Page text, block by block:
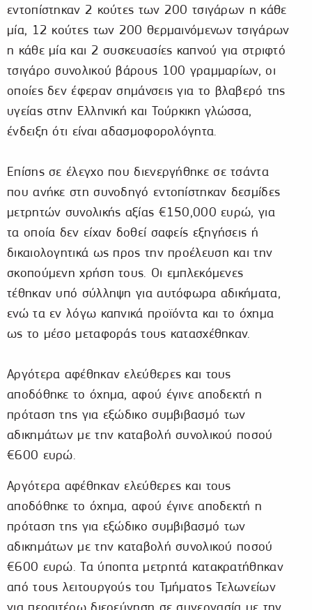
εντοπίστηκαν 2 κούτες των 200 τσιγάρων η κάθε
μία, 12 κούτες των 200 θερμαινόμενων τσιγάρων
η κάθε μία και 2 συσκευασίες καπνού για στριφτό
τσιγάρο συνολικού βάρους 100 γραμμαρίων, οι
οποίες δεν έφεραν σημάνσεις για το βλαβερό της
υγείας στην Ελληνική και Τούρκικη γλώσσα,
ένδειξη ότι είναι αδασμοφορολόγητα.
Επίσης σε έλεγχο που διενεργήθηκε σε τσάντα
που ανήκε στη συνοδηγό εντοπίστηκαν δεσμίδες
μετρητών συνολικής αξίας €150,000 ευρώ, για
τα οποία δεν είχαν δοθεί σαφείς εξηγήσεις ή
δικαιολογητικά ως προς την προέλευση και την
σκοπούμενη χρήση τους. Οι εμπλεκόμενες
τέθηκαν υπό σύλληψη για αυτόφωρα αδικήματα,
ενώ τα εν λόγω καπνικά προϊόντα και το όχημα
ως το μέσο μεταφοράς τους κατασχέθηκαν.
Αργότερα αφέθηκαν ελεύθερες και τους
αποδόθηκε το όχημα, αφού έγινε αποδεκτή η
πρόταση της για εξώδικο συμβιβασμό των
αδικημάτων με την καταβολή συνολικού ποσού
€600 ευρώ.
Αργότερα αφέθηκαν ελεύθερες και τους
αποδόθηκε το όχημα, αφού έγινε αποδεκτή η
πρόταση της για εξώδικο συμβιβασμό των
αδικημάτων με την καταβολή συνολικού ποσού
€600 ευρώ. Τα ύποπτα μετρητά κατακρατήθηκαν
από τους λειτουργούς του Τμήματος Τελωνείων
για περαιτέρω διερεύνηση σε συνεργασία με την